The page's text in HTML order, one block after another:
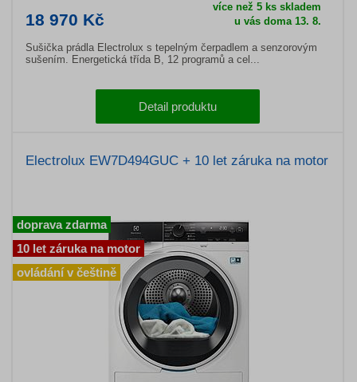
18 970 Kč
více než 5 ks skladem
u vás doma 13. 8.
Sušička prádla Electrolux s tepelným čerpadlem a senzorovým
sušením. Energetická třída B, 12 programů a cel...
Detail produktu
Electrolux EW7D494GUC + 10 let záruka na motor
doprava zdarma
10 let záruka na motor
ovládání v češtině